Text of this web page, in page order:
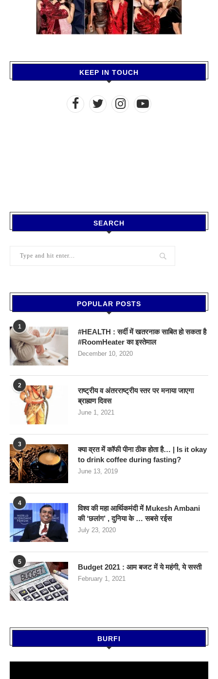
KEEP IN TOUCH
SEARCH
POPULAR POSTS
1
#HEALTH : सर्दी में खतरनाक साबित हो सकता है
#RoomHeater का इस्तेमाल
December 10, 2020
2
राष्ट्रीय व अंतरराष्ट्रीय स्तर पर मनाया जाएगा
ब्राह्मण दिवस
June 1, 2021
3
क्या व्रत में कॉफी पीना ठीक होता है… | Is it okay
to drink coffee during fasting?
June 13, 2019
4
विश्व की महा आर्थिकमंदी में Mukesh Ambani
की ‘छलांग’ , दुनिया के … सबसे रईस
July 23, 2020
5
Budget 2021 : आम बजट में ये महंगी, ये सस्‍ती
February 1, 2021
BURFI